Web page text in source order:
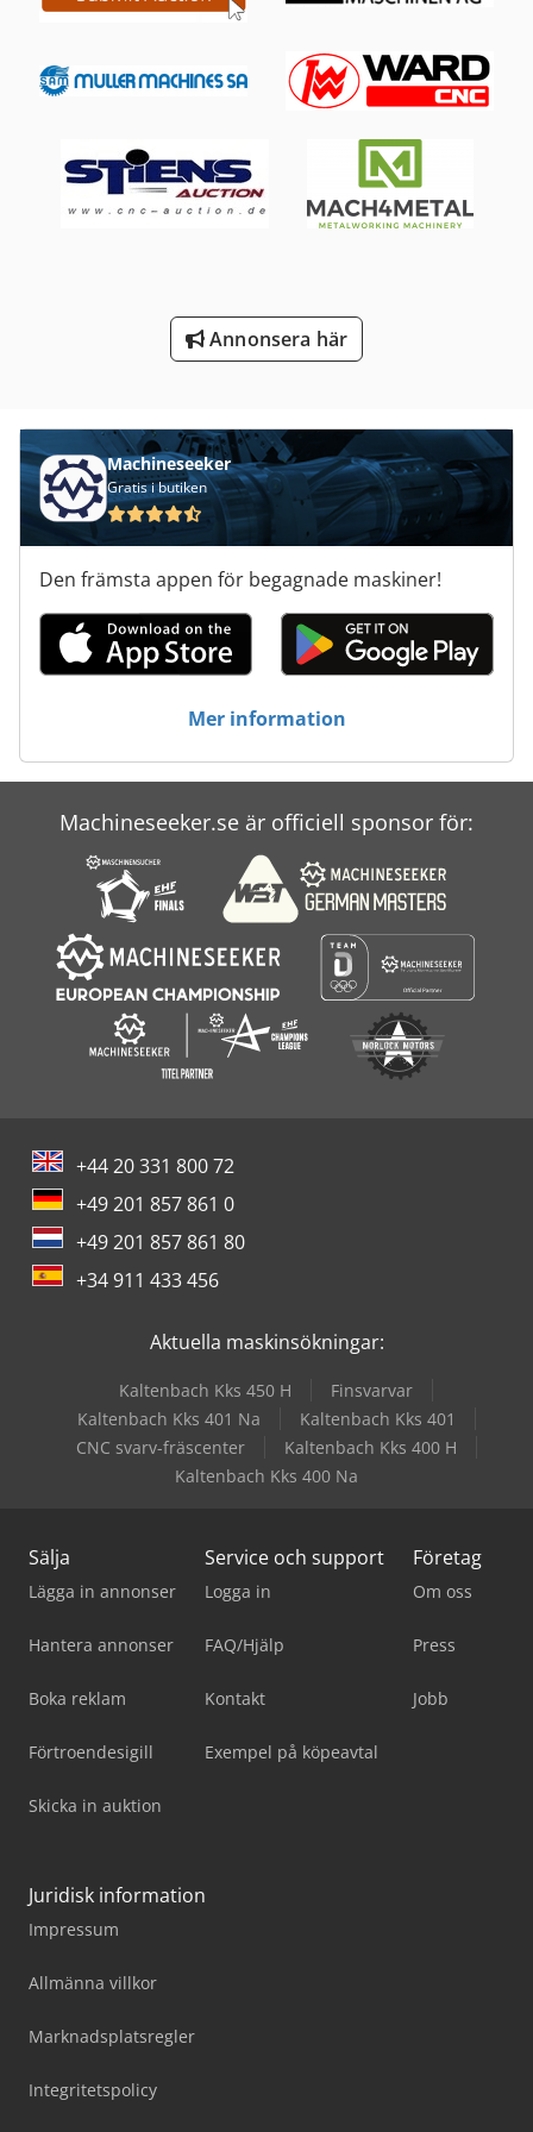
System För Utsug
Tur 560
Verktyg För Träbearbetning
Verktyg Och Fräs Grinder
Annonsera här
Machineseeker
Gratis i butiken
Den främsta appen för begagnade maskiner!
Mer information
Machineseeker.se är officiell sponsor för:
+44 20 331 800 72
+49 201 857 861 0
+49 201 857 861 80
+34 911 433 456
Aktuella maskinsökningar:
Kaltenbach Kks 450 H
Finsvarvar
Kaltenbach Kks 401 Na
Kaltenbach Kks 401
CNC svarv-fräscenter
Kaltenbach Kks 400 H
Kaltenbach Kks 400 Na
Sälja
Lägga in annonser
Hantera annonser
Boka reklam
Förtroendesigill
Skicka in auktion
Service och support
Logga in
FAQ/Hjälp
Kontakt
Exempel på köpeavtal
Företag
Om oss
Press
Jobb
Juridisk information
Impressum
Allmänna villkor
Marknadsplatsregler
Integritetspolicy